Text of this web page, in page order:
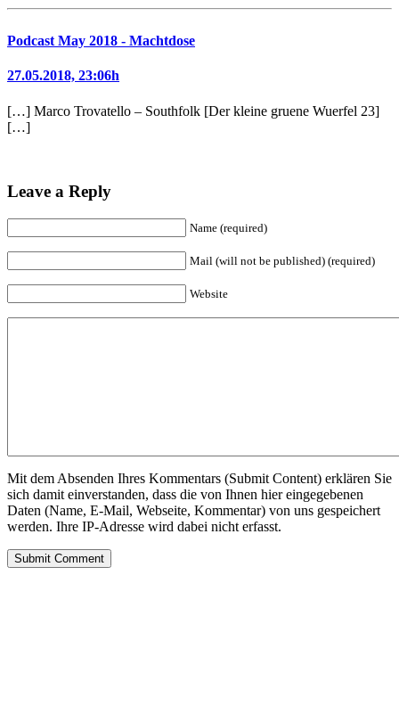
Podcast May 2018 - Machtdose
27.05.2018, 23:06h
[…] Marco Trovatello – Southfolk [Der kleine gruene Wuerfel 23]
[…]
Leave a Reply
Name (required)
Mail (will not be published) (required)
Website
Mit dem Absenden Ihres Kommentars (Submit Content) erklären Sie
sich damit einverstanden, dass die von Ihnen hier eingegebenen
Daten (Name, E-Mail, Webseite, Kommentar) von uns gespeichert
werden. Ihre IP-Adresse wird dabei nicht erfasst.